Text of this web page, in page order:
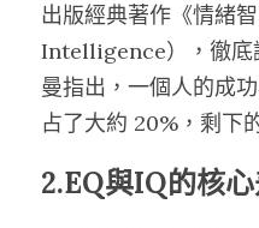
出版經典著作《情緒
Intelligence），徹底
曼指出，一個人的成
占了大約 20%，剩下
2.EQ與IQ的核心